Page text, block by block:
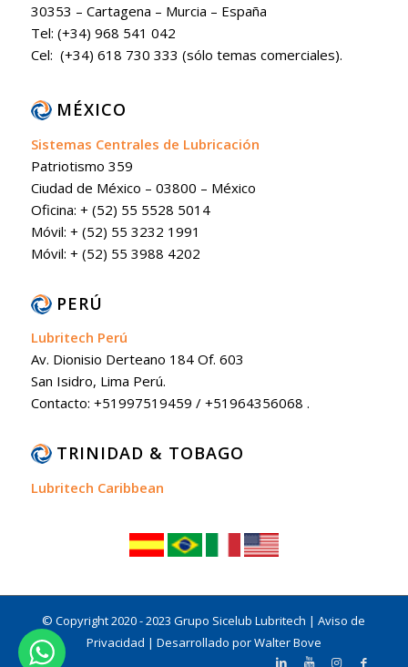
30353 – Cartagena – Murcia – España
Tel: (+34) 968 541 042
Cel: (+34) 618 730 333 (sólo temas comerciales).
MÉXICO
Sistemas Centrales de Lubricación
Patriotismo 359
Ciudad de México – 03800 – México
Oficina: + (52) 55 5528 5014
Móvil: + (52) 55 3232 1991
Móvil: + (52) 55 3988 4202
PERÚ
Lubritech Perú
Av. Dionisio Derteano 184 Of. 603
San Isidro, Lima Perú.
Contacto: +51997519459 / +51964356068 .
TRINIDAD & TOBAGO
Lubritech Caribbean
© Copyright 2020 - 2023 Grupo Sicelub Lubritech |Aviso de
Privacidad | Desarrollado por Walter Bove